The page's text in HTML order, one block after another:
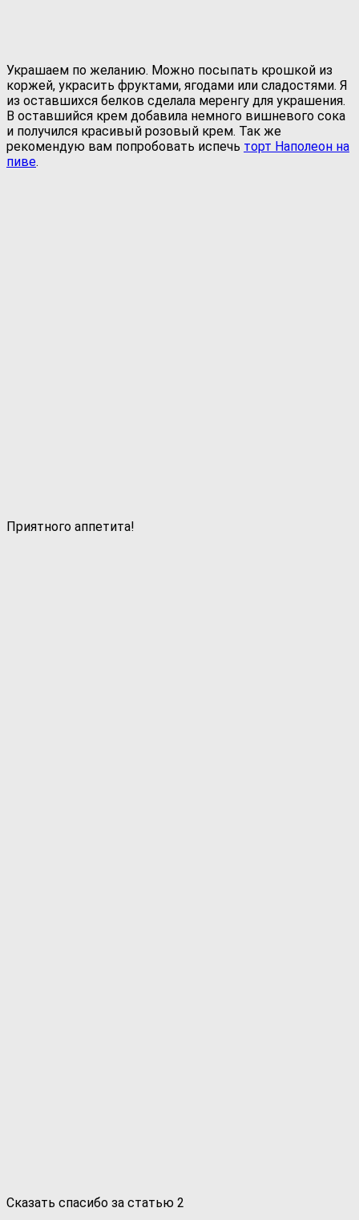
Украшаем по желанию. Можно посыпать крошкой из
коржей, украсить фруктами, ягодами или сладостями. Я
из оставшихся белков сделала меренгу для украшения.
В оставшийся крем добавила немного вишневого сока
и получился красивый розовый крем. Так же
рекомендую вам попробовать испечь торт Наполеон на
пиве.
Приятного аппетита!
Сказать спасибо за статью 2